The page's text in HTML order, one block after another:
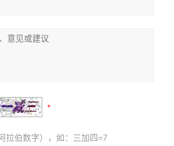
拉伯数字），如：三加四=7